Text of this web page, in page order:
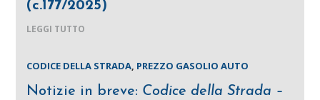
(c.177/2025)
LEGGI TUTTO
CODICE DELLA STRADA, PREZZO GASOLIO AUTO
Notizie in breve: Codice della Strada –